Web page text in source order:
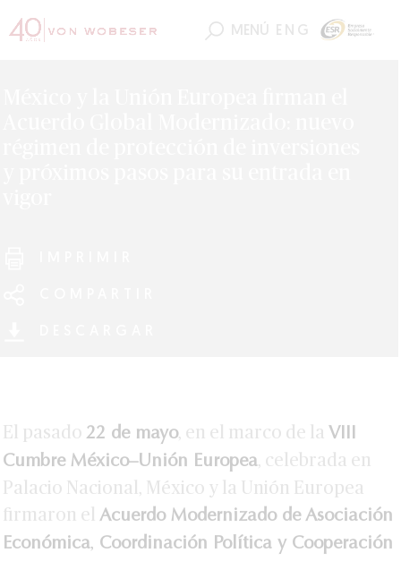
MENÚ ENG
El pasado 22 de mayo, en el marco de la VIII
Cumbre México–Unión Europea, celebrada en
Palacio Nacional, México y la Unión Europea
firmaron el Acuerdo Modernizado de Asociación
Económica, Coordinación Política y Cooperación